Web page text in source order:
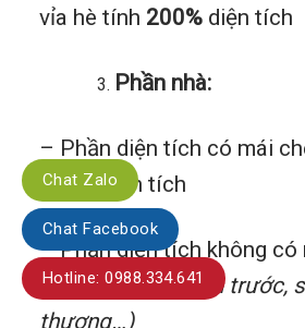
vỉa hè tính 200%diện tích
Phần nhà:
– Phần diện tích có mái
100%diện tích
– Phần diện tích không có
50%diện tích(Sân trước,
thượng…)
Chat Zalo
Chat Facebook
Hotline: 0988.334.641